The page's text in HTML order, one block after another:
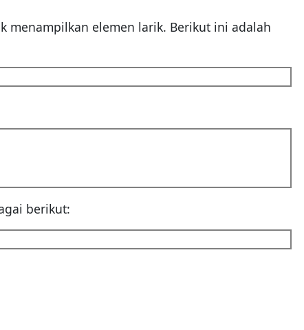
menampilkan elemen larik. Berikut ini adalah
berikut: